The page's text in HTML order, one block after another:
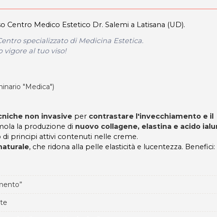
Centro Medico Estetico Dr. Salemi a Latisana (UD).
specializzato di Medicina Estetica.
vigore al tuo viso!
"Medica")
non invasive per contrastare l'invecchiamento e il
la produzione di nuovo collagene, elastina e acido
principi attivi contenuti nelle creme.
, che ridona alla pelle elasticità e lucentezza. Benefici: